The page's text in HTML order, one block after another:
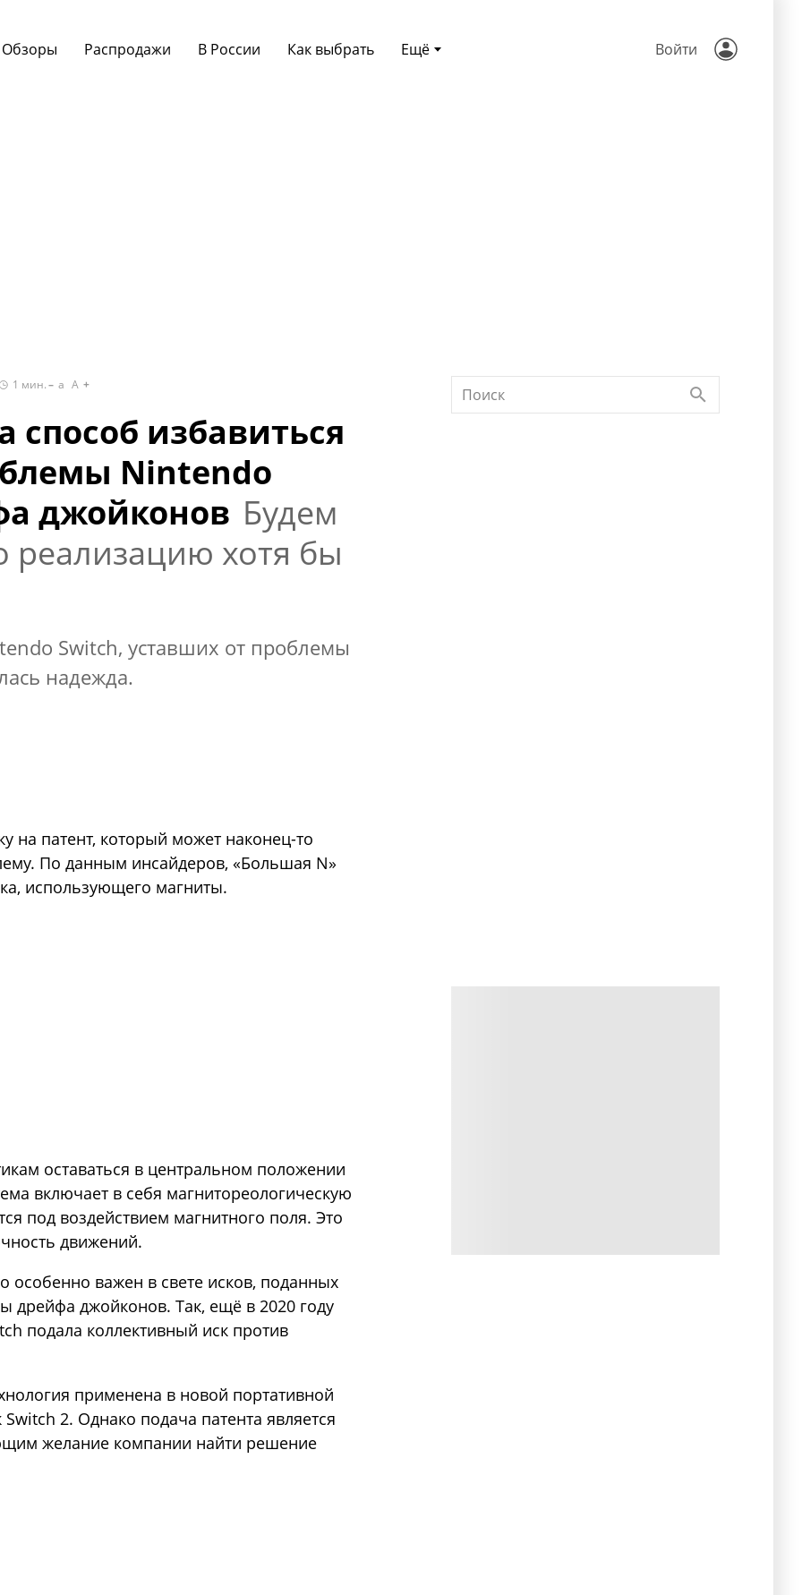
Ещё
Обзоры Распродажи В России Как выбрать Войти
1 мин. a A
избавиться
Nintendo
джойконов Будем
реализацию хотя бы
Switch, уставших от проблемы
надежда.
на патент, который может наконец-то
По данным инсайдеров, «Большая N»
использующего магниты.
оставаться в центральном положении
включает в себя магнитореологическую
под воздействием магнитного поля. Это
движений.
важен в свете исков, поданных
дрейфа джойконов. Так, ещё в 2020 году
подала коллективный иск против
применена в новой портативной
2. Однако подача патента является
желание компании найти решение